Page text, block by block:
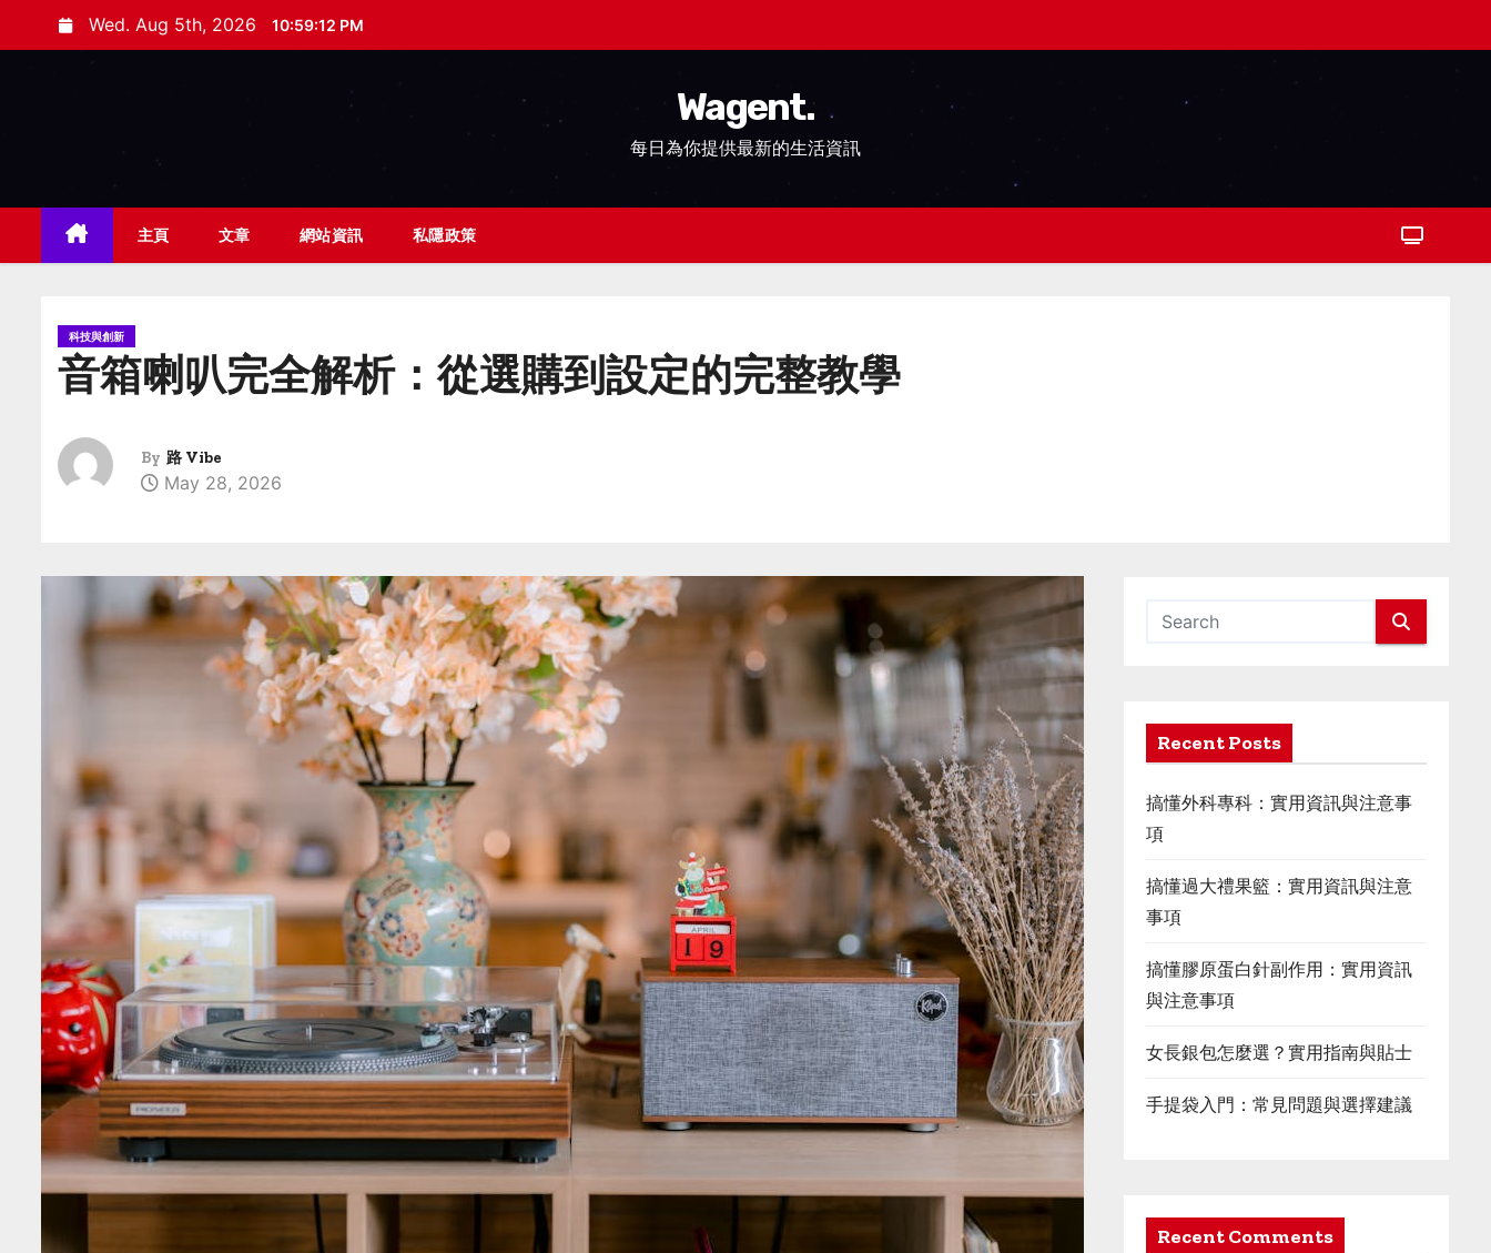
k
n
Wed. Aug 5th, 2026 10:59:13 PM
Wagent.
每日為你提供最新的生活資訊
主頁 文章 網站資訊 私隱政策
科技與創新
音箱喇叭完全解析：從選購到設定的完整教學
By 路 Vibe
May 28, 2026
Recent Posts
搞懂外科專科：實用資訊與注意事
項
搞懂過大禮果籃：實用資訊與注意
事項
搞懂膠原蛋白針副作用：實用資訊
與注意事項
女長銀包怎麼選？實用指南與貼士
手提袋入門：常見問題與選擇建議
Recent Comments